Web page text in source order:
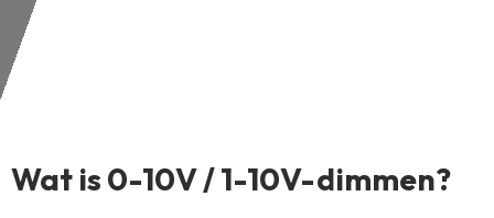
Wat is 0-10V / 1-10V-dimmen?